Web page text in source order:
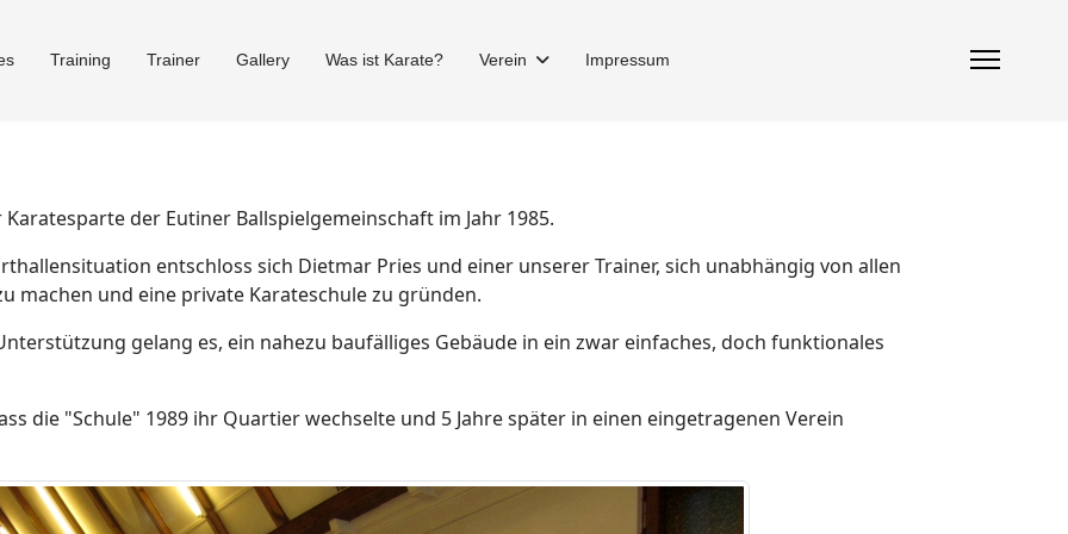
Training Trainer Gallery Was ist Karate? Verein Impressum
der Eutiner Ballspielgemeinschaft im Jahr 1985.
entschloss sich Dietmar Pries und einer unserer Trainer, sich unabhängig von allen
machen und eine private Karateschule zu gründen.
gelang es, ein nahezu baufälliges Gebäude in ein zwar einfaches, doch funktionales
die "Schule" 1989 ihr Quartier wechselte und 5 Jahre später in einen eingetragenen Verein